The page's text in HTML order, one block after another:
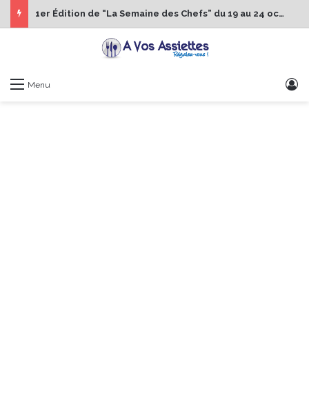
1er Édition de “La Semaine des Chefs” du 19 au 24 octobre 2026
Menu